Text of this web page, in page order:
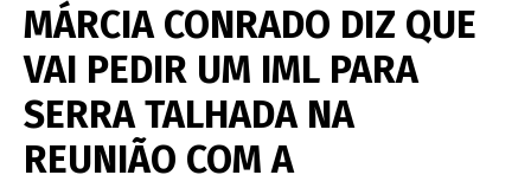
MÁRCIA CONRADO DIZ QUE
VAI PEDIR UM IML PARA
SERRA TALHADA NA
REUNIÃO COM A